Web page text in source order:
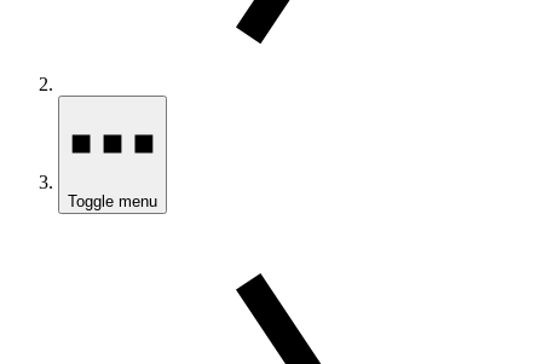
Toggle menu